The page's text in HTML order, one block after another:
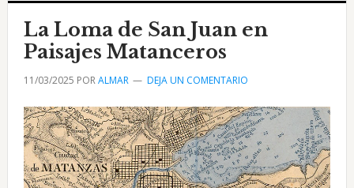
La Loma de San Juan en
Paisajes Matanceros
11/03/2025 PORALMAR DEJA UN COMENTARIO